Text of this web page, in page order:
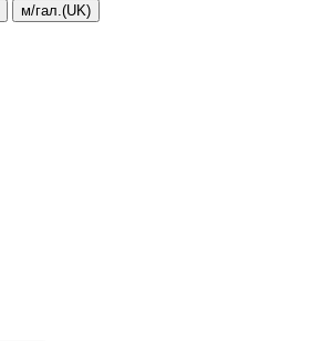
м/гал.(UK)